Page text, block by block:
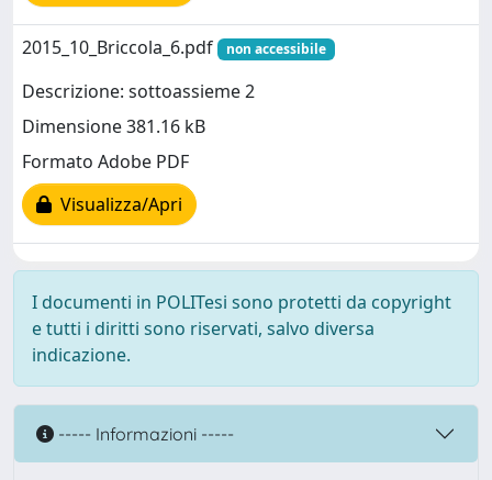
2015_10_Briccola_6.pdf non accessibile
Descrizione: sottoassieme 2
Dimensione 381.16 kB
Formato Adobe PDF
Visualizza/Apri
I documenti in POLITesi sono protetti da copyright
e tutti i diritti sono riservati, salvo diversa
indicazione.
----- Informazioni -----